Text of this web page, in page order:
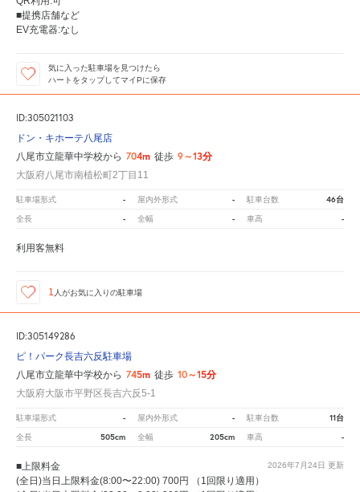
■提携店舗など
EV充電器:なし
気に入った駐車場を見つけたら
ハートをタップしてマイPに保存
ID:305021103
ドン・キホーテ八尾店
八尾市立龍華中学校から 704m 徒歩 9～13分
大阪府八尾市南植松町2丁目11
駐車場形式 - 屋内外形式 - 駐車台数 46台
全長 - 全幅 - 車高 -
利用客無料
1 人がお気に入りの駐車場
ID:305149286
ピ！パーク長吉六反駐車場
八尾市立龍華中学校から 745m 徒歩 10～15分
大阪府大阪市平野区長吉六反5-1
駐車場形式 - 屋内外形式 - 駐車台数 11台
全長 505cm 全幅 205cm 車高 -
2026年7月24日 更新
■上限料金
(全日)当日上限料金(8:00〜22:00) 700円 （1回限り適用）